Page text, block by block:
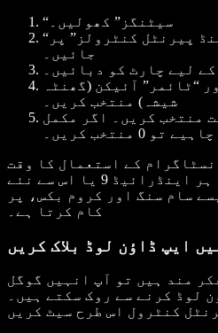
“سیٹنگز” کھولیں۔
“ڈیجیٹل ویل بینگ اینڈ پیرنٹل کنٹرولز” پر
جائیں۔
لیے چارٹ کو دبائیں۔
“ٹائمر” آئیکن (گھنٹہ
شیشہ) منتخب کریں۔
منتخب کریں۔ اگر مکمل
تو 0 منتخب کریں۔
کے استعمال کا وقت
سیٹ کر سکتے ہیں۔ یہ ہر اینڈرائیڈ 9 یا اس سے نئے
سام سنگ اور کروم بکس، پر
کام کرتا ہے۔
ایپ ڈاؤن لوڈ بلاک کریں
مند ہیں تو آپ انہیں گوگل
لوڈ کرنے سے روک سکتے ہیں۔